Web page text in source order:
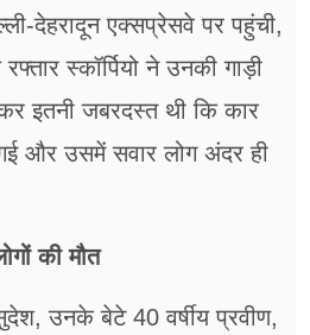
देहरादून एक्सप्रेसवे पर पहुंची,
स्कॉर्पियो ने उनकी गाड़ी
इतनी जबरदस्त थी कि कार
गई और उसमें सवार लोग अंदर ही
की मौत
उनके बेटे 40 वर्षीय प्रवीण,